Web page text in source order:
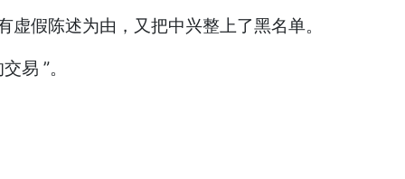
假陈述为由，又把中兴整上了黑名单。
易 ”。